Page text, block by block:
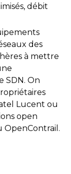
débit
des
à mettre
SDN. On
Lucent ou
open
OpenContrail.